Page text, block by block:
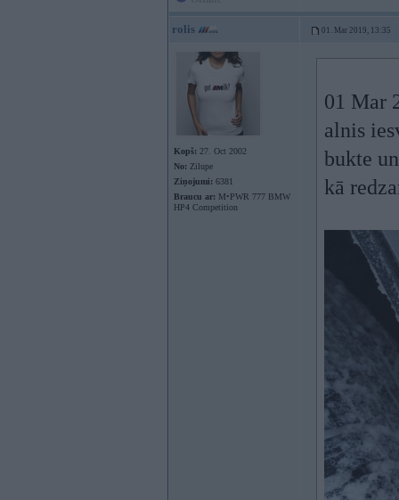
rolis 01. Mar 2019, 13:35
Kopš: 27. Oct 2002
No: Zilupe
Ziņojumi: 6381
Braucu ar: M•PWR 777 BMW
HP4 Competition
01 Mar
alnis
bukte
kā